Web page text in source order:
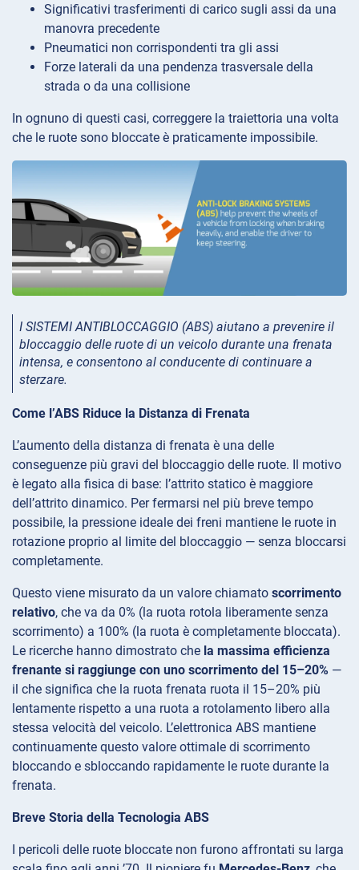
Significativi trasferimenti di carico sugli assi da una
manovra precedente
Pneumatici non corrispondenti tra gli assi
Forze laterali da una pendenza trasversale della
strada o da una collisione
In ognuno di questi casi, correggere la traiettoria una volta
che le ruote sono bloccate è praticamente impossibile.
I SISTEMI ANTIBLOCCAGGIO (ABS) aiutano a prevenire il
bloccaggio delle ruote di un veicolo durante una frenata
intensa, e consentono al conducente di continuare a
sterzare.
Come l’ABS Riduce la Distanza di Frenata
L’aumento della distanza di frenata è una delle
conseguenze più gravi del bloccaggio delle ruote. Il motivo
è legato alla fisica di base: l’attrito statico è maggiore
dell’attrito dinamico. Per fermarsi nel più breve tempo
possibile, la pressione ideale dei freni mantiene le ruote in
rotazione proprio al limite del bloccaggio — senza bloccarsi
completamente.
Questo viene misurato da un valore chiamato scorrimento
relativo, che va da 0% (la ruota rotola liberamente senza
scorrimento) a 100% (la ruota è completamente bloccata).
Le ricerche hanno dimostrato che la massima efficienza
frenante si raggiunge con uno scorrimento del 15–20% —
il che significa che la ruota frenata ruota il 15–20% più
lentamente rispetto a una ruota a rotolamento libero alla
stessa velocità del veicolo. L’elettronica ABS mantiene
continuamente questo valore ottimale di scorrimento
bloccando e sbloccando rapidamente le ruote durante la
frenata.
Breve Storia della Tecnologia ABS
I pericoli delle ruote bloccate non furono affrontati su larga